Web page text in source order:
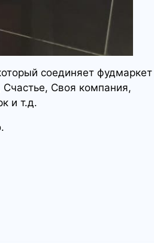
соединяет фудмаркет
Счастье, Своя компания,
и т.д.